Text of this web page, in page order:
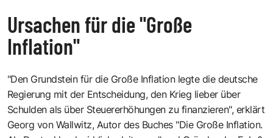
Ursachen für die "Große
Inflation"
"Den Grundstein für die Große Inflation legte die deutsche
Regierung mit der Entscheidung, den Krieg lieber über
Schulden als über Steuererhöhungen zu finanzieren", erklärt
Georg von Wallwitz, Autor des Buches "Die Große Inflation.